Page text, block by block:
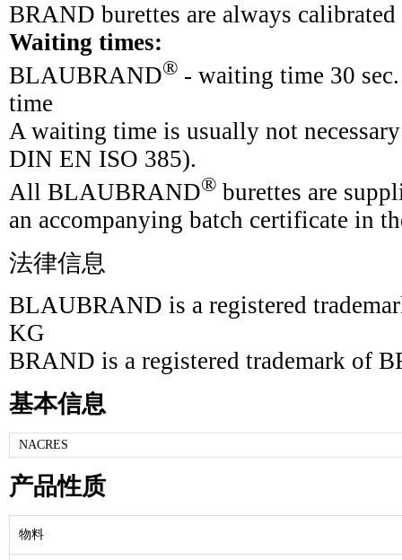
BRAND burettes are always
Waiting times:
BLAUBRAND® - waiting time 30
time
A waiting time is usually not
DIN EN ISO 385).
All BLAUBRAND® burettes are
an accompanying batch certificate in
法律信息
BLAUBRAND is a registered
KG
BRAND is a registered trademark of
基本信息
NACRES
产品性质
物料